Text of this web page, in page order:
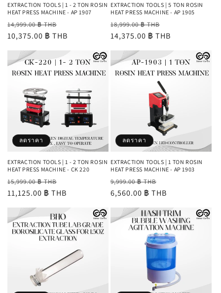
EXTRACTION TOOLS | 1 - 2 TON ROSIN
HEAT PRESS MACHINE - AP 1907
ราคา
ปกติ
14,999.00 ฿ THB
โปรโมชัน
10,375.00 ฿ THB
EXTRACTION TOOLS | 5 TON ROSIN
HEAT PRESS MACHINE - AP 1905
ราคา
ปกติ
18,999.00 ฿ THB
โปรโมชัน
14,375.00 ฿ THB
ลดราคา
EXTRACTION TOOLS | 1 - 2 TON ROSIN
HEAT PRESS MACHINE - CK 220
ราคา
ปกติ
15,999.00 ฿ THB
โปรโมชัน
11,125.00 ฿ THB
ลดราคา
EXTRACTION TOOLS | 1 TON ROSIN
HEAT PRESS MACHINE - AP 1903
ราคา
ปกติ
9,999.00 ฿ THB
โปรโมชัน
6,560.00 ฿ THB